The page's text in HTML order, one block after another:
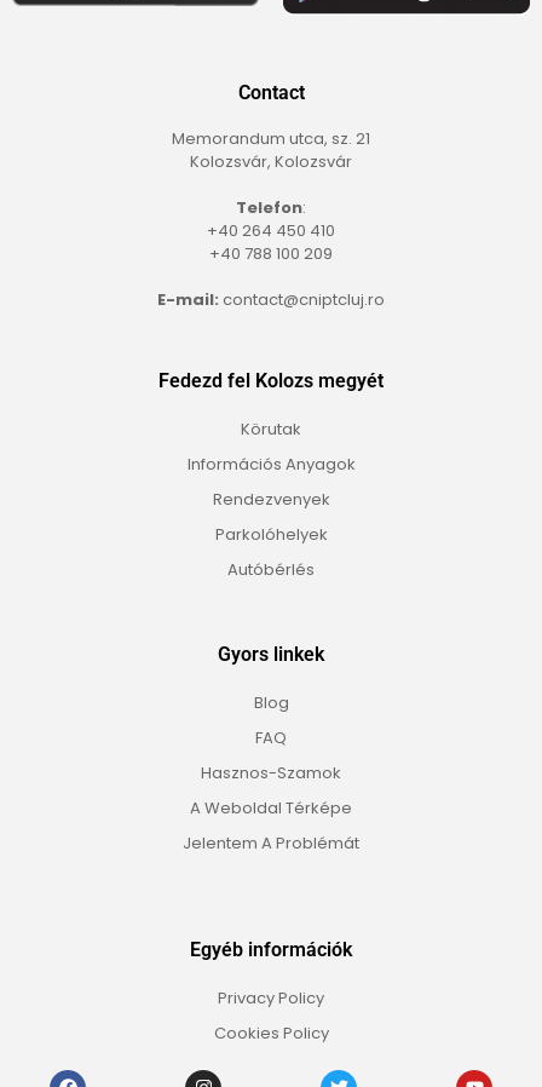
Contact
Memorandum utca, sz. 21
Kolozsvár, Kolozsvár
Telefon:
+40 264 450 410
+40 788 100 209
E-mail: contact@cniptcluj.ro
Fedezd fel Kolozs megyét
Körutak
Információs Anyagok
Rendezvenyek
Parkolóhelyek
Autóbérlés
Gyors linkek
Blog
FAQ
Hasznos-Szamok
A Weboldal Térképe
Jelentem A Problémát
Egyéb információk
Privacy Policy
Cookies Policy